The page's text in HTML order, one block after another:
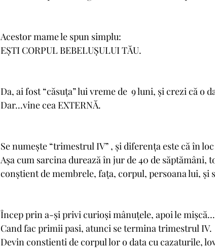
Acestor mame le spun simplu:
EȘTI CORPUL BEBELUȘULUI TĂU.
Da, ai fost “căsuța” lui vreme de  9 luni, și crezi că o
Dar...vine cea EXTERNĂ.
Se numește “trimestrul IV” , și diferența este că în
Așa cum sarcina durează în jur de 40 de săptămâni,
conștient de membrele, fața, corpul, persoana lui, și
Încep prin a-și privi curioși mânuțele, apoi le
Cand fac primii pasi, atunci se termina trimestrul IV.
Devin constienti de corpul lor o data cu cazaturile,